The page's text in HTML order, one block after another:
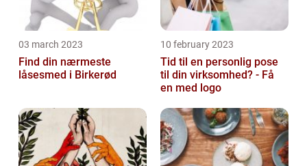
03 march 2023
Find din nærmeste
låsesmed i Birkerød
10 february 2023
Tid til en personlig pose
til din virksomhed? - Få
en med logo